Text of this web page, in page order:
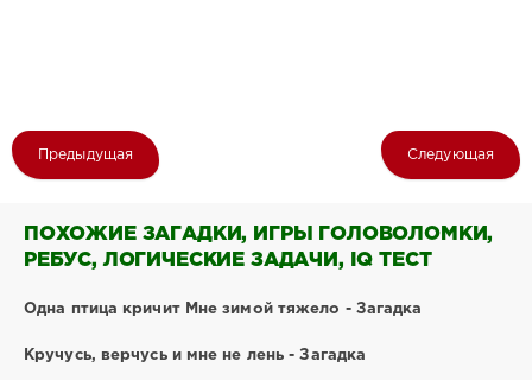
Предыдущая Следующая
ПОХОЖИЕ ЗАГАДКИ, ИГРЫ ГОЛОВОЛОМКИ,
РЕБУС, ЛОГИЧЕСКИЕ ЗАДАЧИ, IQ ТЕСТ
Одна птица кричит Мне зимой тяжело - Загадка
Кручусь, верчусь и мне не лень - Загадка